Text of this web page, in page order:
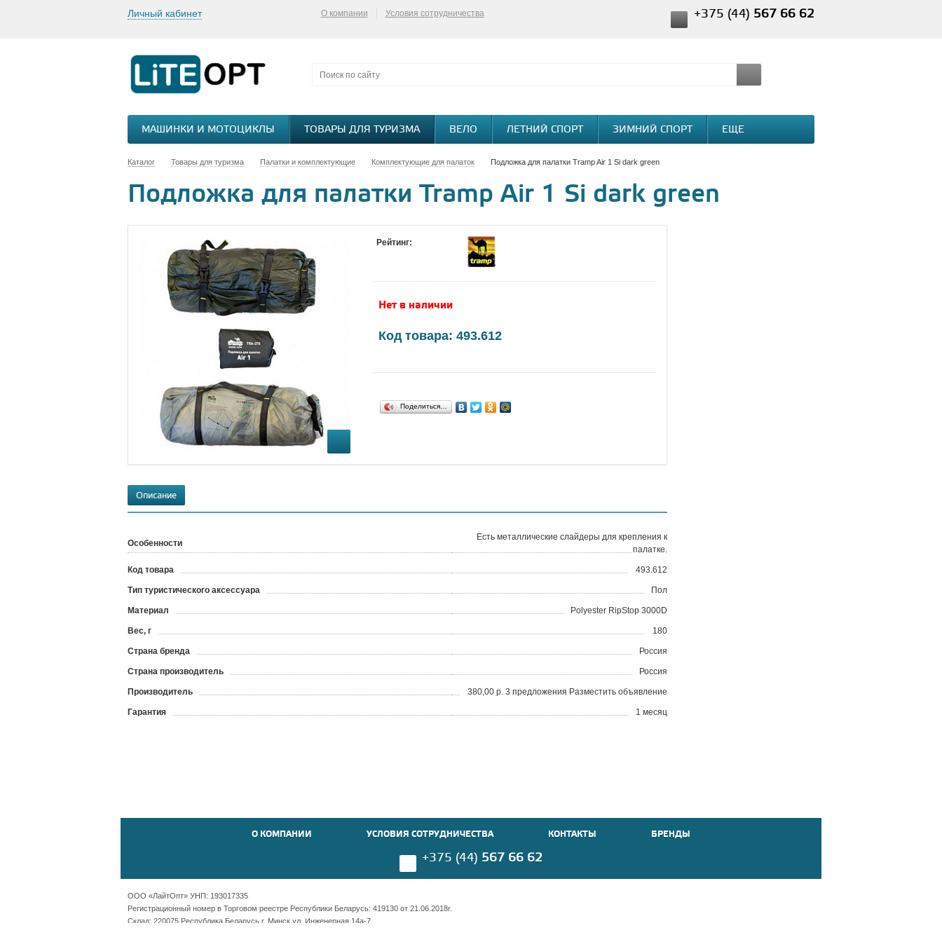
Личный кабинет О компании Условия сотрудничества +375 (44) 567 66 62
МАШИНКИ И МОТОЦИКЛЫ ТОВАРЫ ДЛЯ ТУРИЗМА ВЕЛО ЛЕТНИЙ СПОРТ ЗИМНИЙ СПОРТ ЕЩЕ
Каталог Товары для туризма Палатки и комплектующие Комплектующие для палаток Подложка для палатки Tramp Air 1 Si dark green
Подложка для палатки Tramp Air 1 Si dark green
Рейтинг:
Нет в наличии
Код товара: 493.612
Поделиться…
Описание
Особенности
Есть металлические слайдеры для крепления к
палатке.
Код товара 493.612
Тип туристического аксессуара Пол
Материал Polyester RipStop 3000D
Вес, г 180
Страна бренда Россия
Страна производитель Россия
Производитель 380,00 р. 3 предложения Разместить объявление
Гарантия 1 месяц
О КОМПАНИИ УСЛОВИЯ СОТРУДНИЧЕСТВА КОНТАКТЫ БРЕНДЫ
+375 (44) 567 66 62
ООО «ЛайтОпт» УНП: 193017335
Регистрационный номер в Торговом реестре Республики Беларусь: 419130 от 21.06.2018г.
Склад: 220075 Республика Беларусь г. Минск ул. Инженерная 14а-7